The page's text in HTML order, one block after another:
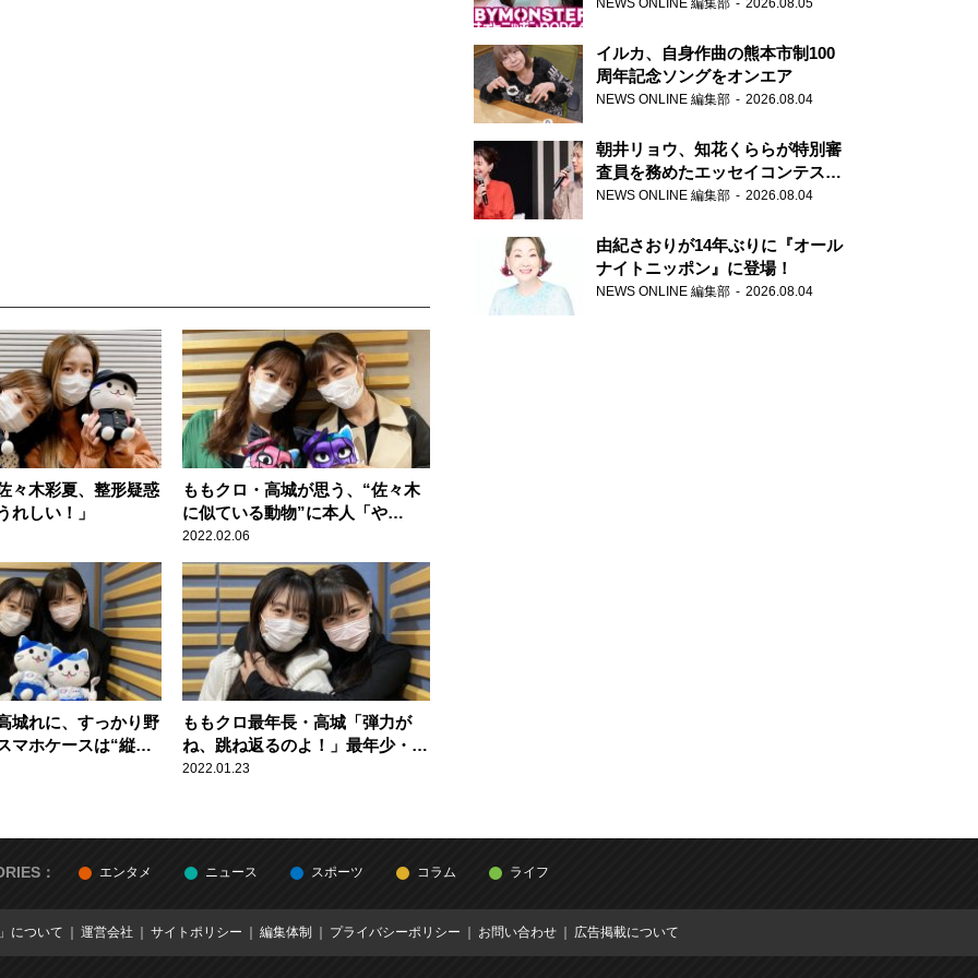
々木彩夏、整形疑惑
れしい！」
ももクロ・高城が思う、“佐々木
に似ている動物”に本人「や
だ！」「ぜんぜん違う！」
2022.02.06
城れに、すっかり野
ホケースは“縦じ
ももクロ最年長・高城「弾力が
ね、跳ね返るのよ！」最年少・
佐々木彩夏の肌弾力に興奮
2022.01.23
NEWS ONLINE 編集部 2026.08.05
イルカ、自身作曲の熊本市制100
周年記念ソングをオンエア
NEWS ONLINE 編集部 2026.08.04
朝井リョウ、知花くららが特別審
査員を務めたエッセイコンテスト
の特別番組「#いまあなたに伝え
NEWS ONLINE 編集部 2026.08.04
由紀さおりが14年ぶりに『オール
ナイトニッポン』に登場！
NEWS ONLINE 編集部 2026.08.04
： エンタメ ニュース スポーツ コラム ライフ
について 運営会社 サイトポリシー 編集体制 プライバシーポリシー お問い合わせ 広告掲載について